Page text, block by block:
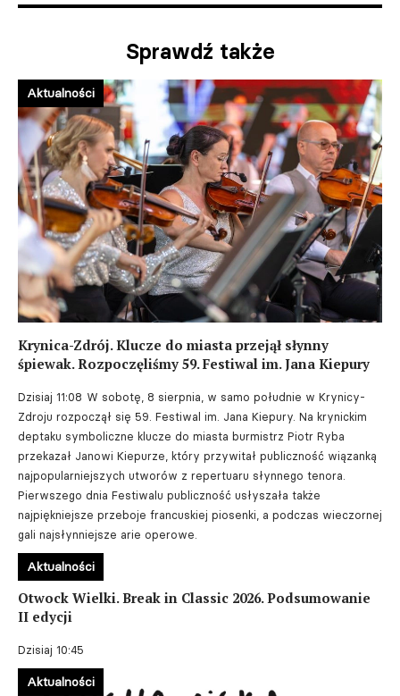
Sprawdź także
Krynica-Zdrój. Klucze do miasta przejął słynny
śpiewak. Rozpoczęliśmy 59. Festiwal im. Jana Kiepury
Dzisiaj 11:08 W sobotę, 8 sierpnia, w samo południe w Krynicy-
Zdroju rozpoczął się 59. Festiwal im. Jana Kiepury. Na krynickim
deptaku symboliczne klucze do miasta burmistrz Piotr Ryba
przekazał Janowi Kiepurze, który przywitał publiczność wiązanką
najpopularniejszych utworów z repertuaru słynnego tenora.
Pierwszego dnia Festiwalu publiczność usłyszała także
najpiękniejsze przeboje francuskiej piosenki, a podczas wieczornej
gali najsłynniejsze arie operowe.
Aktualności
Otwock Wielki. Break in Classic 2026. Podsumowanie
II edycji
Dzisiaj 10:45
Aktualności
Aktualności